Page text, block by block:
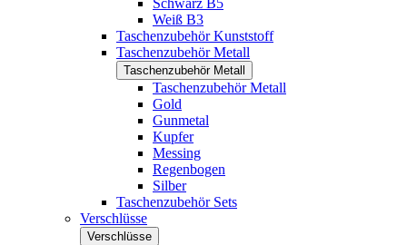
Schwarz B5
Weiß B3
Taschenzubehör Kunststoff
Taschenzubehör Metall
Taschenzubehör Metall
Taschenzubehör Metall
Gold
Gunmetal
Kupfer
Messing
Regenbogen
Silber
Taschenzubehör Sets
Verschlüsse
Verschlüsse